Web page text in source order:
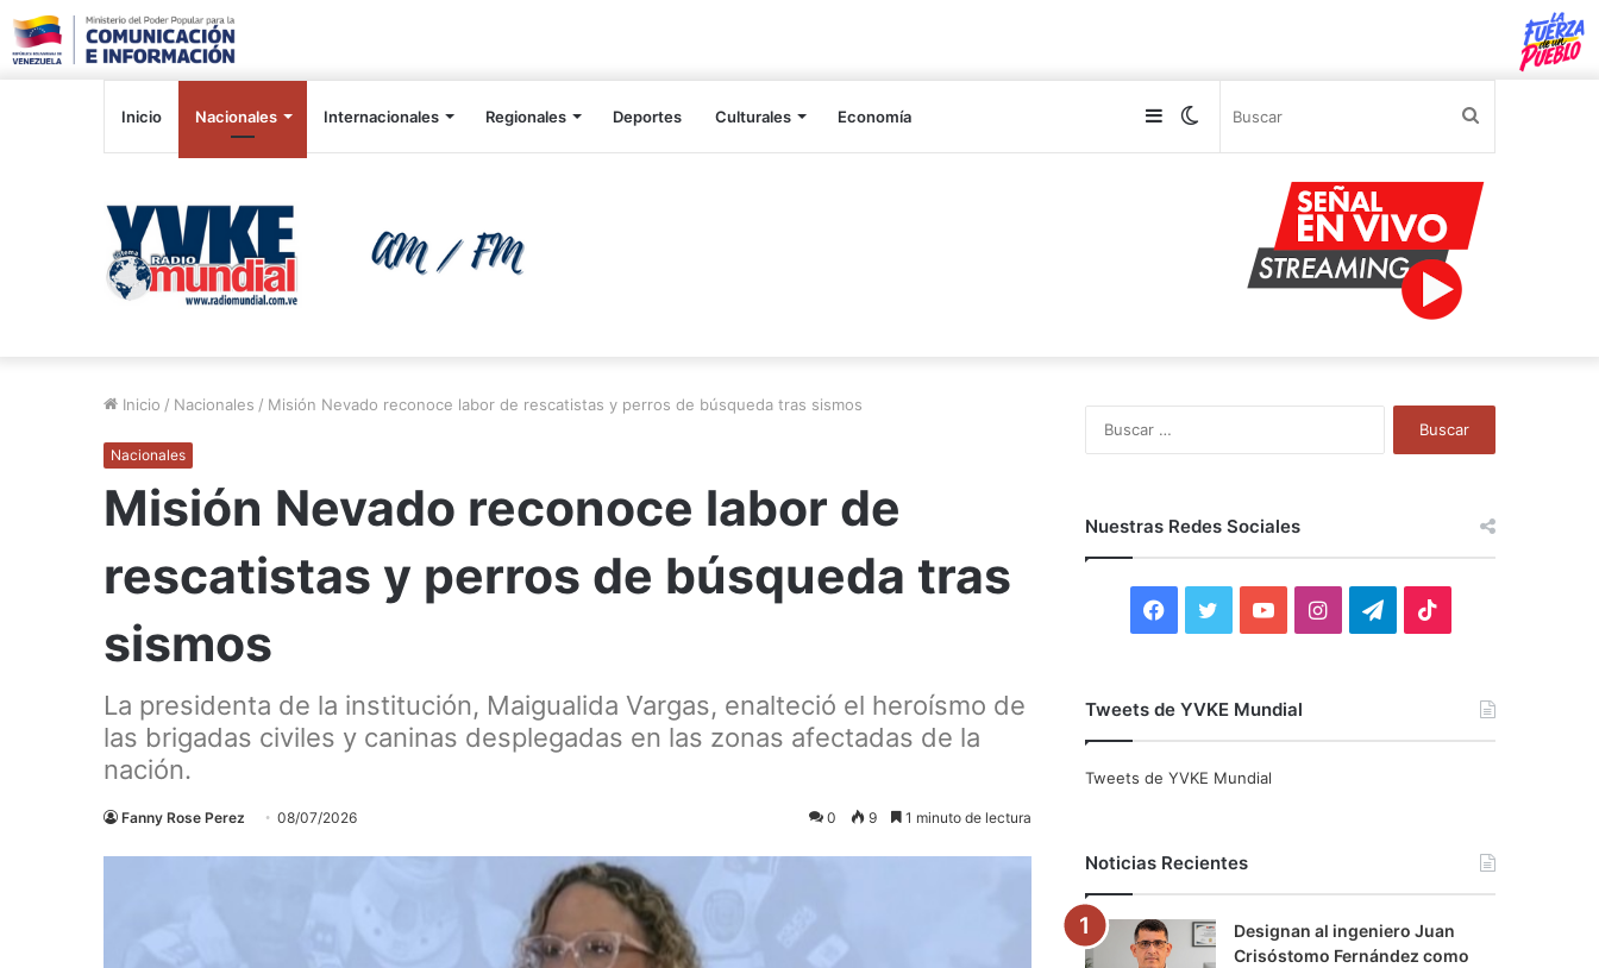
Inicio Nacionales Internacionales Regionales Deportes Culturales Economía Switch
Sidebar
Inicio / Nacionales / Misión Nevado reconoce labor de rescatistas y perros de búsqueda tras sismos
Nacionales
Misión Nevado reconoce labor de
rescatistas y perros de búsqueda tras
sismos
La presidenta de la institución, Maigualida Vargas, enalteció el heroísmo de
las brigadas civiles y caninas desplegadas en las zonas afectadas de la
nación.
Fanny Rose Perez 08/07/2026 0 9 1 minuto de lectura
Nuestras Redes Sociales
F
c
o
k
i
r
Y
u
e
I
r
a
T
a
m
Tweets de YVKE Mundial
Tweets de YVKE Mundial
Noticias Recientes
Designan al ingeniero Juan
Crisóstomo Fernández como